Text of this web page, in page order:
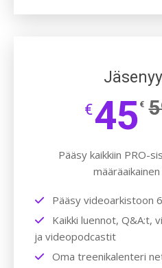
€45 €
Pääsy kaikkiin PRO-
Pääsy videoarkistoon
Kaikki luennot, Q&A:t,
ja videopodcastit
Oma treenikalenteri